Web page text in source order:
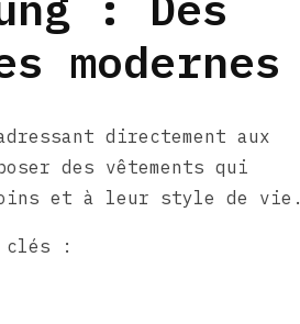
modernes
directement aux
des vêtements qui
et à leur style de vie.
clés :